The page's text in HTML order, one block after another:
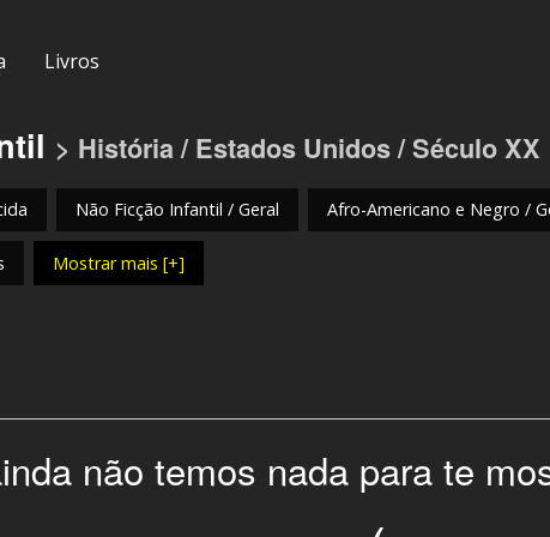
Livros
> História / Estados Unidos / Século XX
Não Ficção Infantil / Geral Afro-Americano e Negro /
Mostrar mais [+]
não temos nada para te